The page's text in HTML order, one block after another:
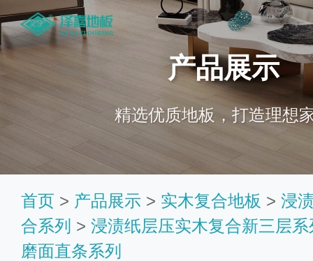
产品展示
精选优质地板，打造理想
首页 > 产品展示 > 实木复合地板 > 浸
合系列 > 浸渍纸层压实木复合新三层系
磨面直条系列